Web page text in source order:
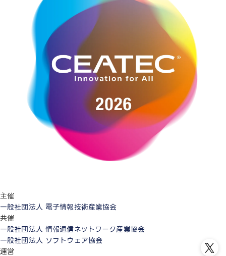
主催
一般社団法人 電子情報技術産業協会
共催
一般社団法人 情報通信ネットワーク産業協会
一般社団法人 ソフトウェア協会
運営